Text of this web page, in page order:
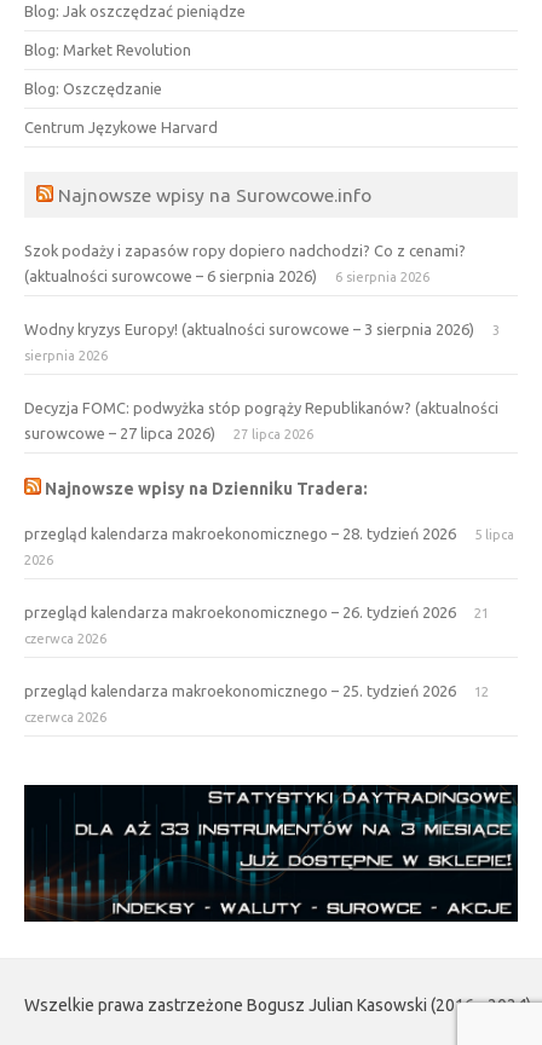
Blog: Jak oszczędzać pieniądze
Blog: Market Revolution
Blog: Oszczędzanie
Centrum Językowe Harvard
Najnowsze wpisy na Surowcowe.info
Szok podaży i zapasów ropy dopiero nadchodzi? Co z cenami?
(aktualności surowcowe – 6 sierpnia 2026)
6 sierpnia 2026
Wodny kryzys Europy! (aktualności surowcowe – 3 sierpnia 2026)
3
sierpnia 2026
Decyzja FOMC: podwyżka stóp pogrąży Republikanów? (aktualności
surowcowe – 27 lipca 2026)
27 lipca 2026
Najnowsze wpisy na Dzienniku Tradera:
przegląd kalendarza makroekonomicznego – 28. tydzień 2026
5 lipca
2026
przegląd kalendarza makroekonomicznego – 26. tydzień 2026
21
czerwca 2026
przegląd kalendarza makroekonomicznego – 25. tydzień 2026
12
czerwca 2026
Wszelkie prawa zastrzeżone Bogusz Julian Kasowski (2016 - 2024)